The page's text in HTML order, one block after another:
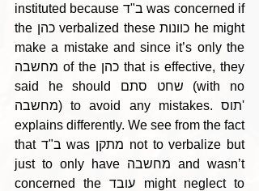
instituted because ב"ד was concerned if
the כהן verbalized these כוונות he might
make a mistake and since it’s only the
מחשבה of the כהן that is effective, they
said he should שחט סתם (with no
מחשבה) to avoid any mistakes. תוס'
explains differently. We see from the fact
that ב"ד was מתקן not to verbalize but
just to only have מחשבה and wasn’t
concerned the עובד might neglect to